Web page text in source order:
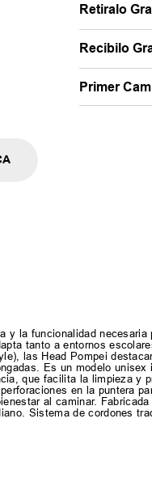
Retiralo
Recibilo
Primer
y la funcionalidad necesaria
tanto a entornos
las Head Pompei
Es un modelo unisex
que facilita la limpieza y
en la puntera
al caminar.
Sistema de cordones